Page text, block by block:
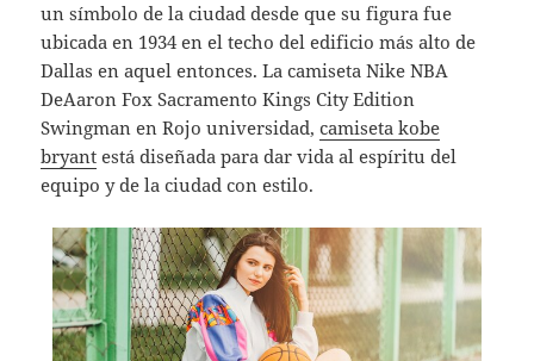
un símbolo de la ciudad desde que su figura fue
ubicada en 1934 en el techo del edificio más alto de
Dallas en aquel entonces. La camiseta Nike NBA
DeAaron Fox Sacramento Kings City Edition
Swingman en Rojo universidad,camiseta kobe
bryant está diseñada para dar vida al espíritu del
equipo y de la ciudad con estilo.